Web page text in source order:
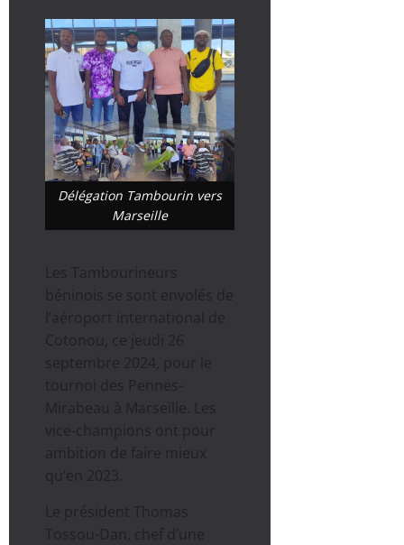
Délégation Tambourin vers
Marseille
Les Tambourineurs
béninois se sont envolés de
l’aéroport international de
Cotonou, ce jeudi 26
septembre 2024, pour le
tournoi des Pennes-
Mirabeau à Marseille. Les
vice-champions ont pour
ambition de faire mieux
qu’en 2023.
Le président Thomas
Tossou-Dan, chef d’une